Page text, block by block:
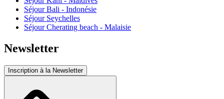
Séjour Bali - Indonésie
Séjour Seychelles
Séjour Cherating beach - Malaisie
Newsletter
Inscription à la Newsletter